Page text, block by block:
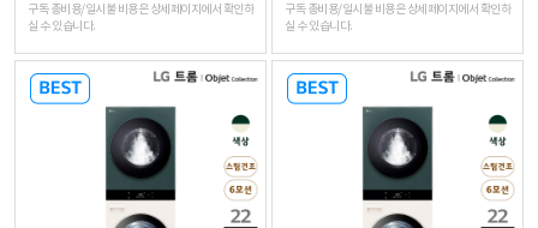
구독 총비용/일시불 비용은 상세페이지에서 확인하
실 수 있습니다.
구독 총비용/일시불 비용은 상세페이지에서 확인하
실 수 있습니다.